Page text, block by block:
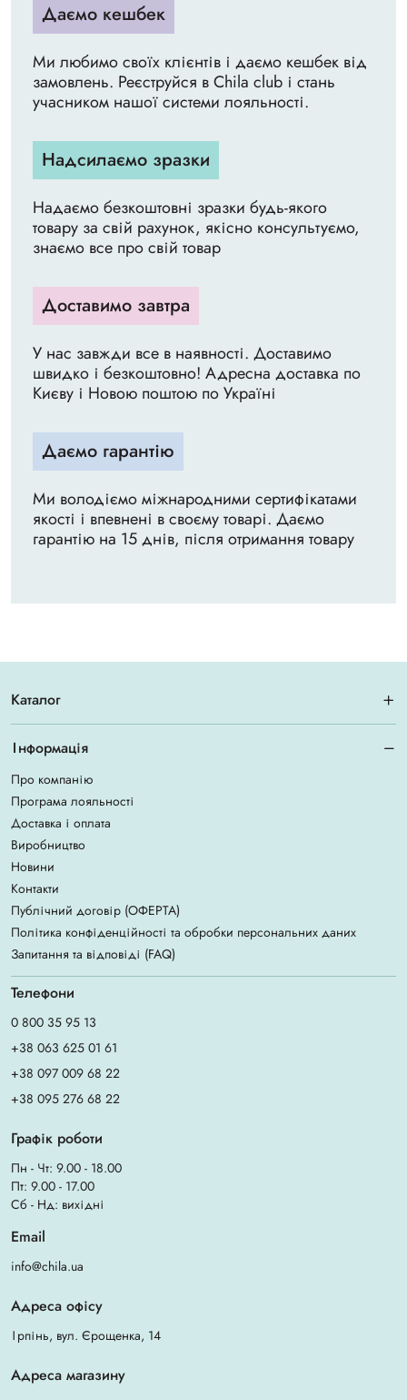
Даємо кешбек
Ми любимо своїх клієнтів і даємо кешбек від
замовлень. Реєструйся в Chila club і стань
учасником нашої системи лояльності.
Надсилаємо зразки
Надаємо безкоштовні зразки будь-якого
товару за свій рахунок, якісно консультуємо,
знаємо все про свій товар
Доставимо завтра
У нас завжди все в наявності. Доставимо
швидко і безкоштовно! Адресна доставка по
Києву і Новою поштою по Україні
Даємо гарантію
Ми володіємо міжнародними сертифікатами
якості і впевнені в своєму товарі. Даємо
гарантію на 15 днів, після отримання товару
Каталог
Інформація
Про компанію
Програма лояльності
Доставка і оплата
Виробництво
Новини
Контакти
Публічний договір (ОФЕРТА)
Політика конфіденційності та обробки персональних даних
Запитання та відповіді (FAQ)
Телефони
0 800 35 95 13
+38 063 625 01 61
+38 097 009 68 22
+38 095 276 68 22
Графік роботи
Пн - Чт: 9.00 - 18.00
Пт: 9.00 - 17.00
Сб - Нд: вихідні
Email
info@chila.ua
Адреса офісу
Ірпінь, вул. Єрощенка, 14
Адреса магазину